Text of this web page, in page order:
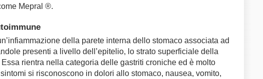
Mepral ®.
della parete interna dello stomaco associata ad
presenti a livello dell’epitelio, lo strato superficiale della
rientra nella categoria delle gastriti croniche ed è molto
si risconoscono in dolori allo stomaco, nausea, vomito,